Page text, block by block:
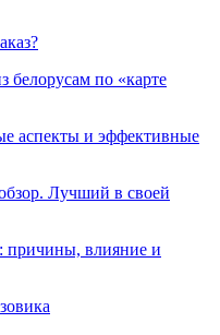
белорусам по «карте
аспекты и эффективные
Лучший в своей
причины, влияние и